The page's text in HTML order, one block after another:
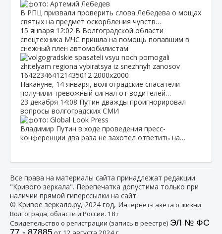
В РПЦ призвали проверить слова Лебедева о мощах
святых на предмет оскорбления чувств…
15 января 12:02 В Волгоградской области
спецтехника МЧС пришла на помощь попавшим в
снежный плен автомобилистам
Накануне, 14 января, волгоградские спасатели
получили тревожный сигнал от водителей…
23 декабря 14:08 Путин дважды проигнорировал
вопросы волгоградских СМИ
Владимир Путин в ходе проведения пресс-
конференции два раза не захотел ответить на…
Все права на материалы сайта принадлежат редакции
"Кривого зеркала". Перепечатка допустима только при
наличии прямой гиперссылки на сайт.
© Кривое зеркало.ру, 2024 год, Интернет-газета о жизни
Волгограда, области и России. 18+
Свидетельство о регистрации (запись в реестре) ЭЛ № ФС
77 - 87885